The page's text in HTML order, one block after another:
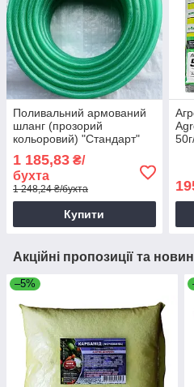
Поливальний армований
шланг (прозорий
кольоровий) "Стандарт"
1 185,83 ₴/
бухта
1 248,24 ₴/бухта
Купити
Акційні пропозиції та
–5%